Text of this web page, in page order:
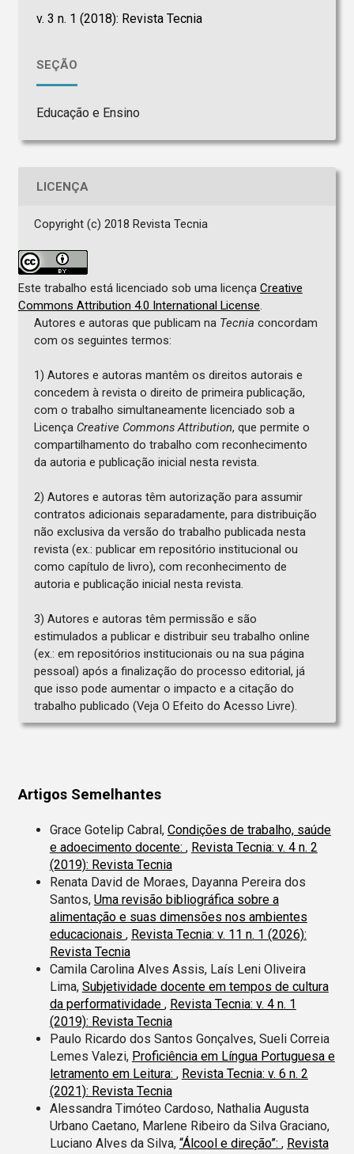
v. 3 n. 1 (2018): Revista Tecnia
SEÇÃO
Educação e Ensino
LICENÇA
Copyright (c) 2018 Revista Tecnia
Este trabalho está licenciado sob uma licença Creative
Commons Attribution 4.0 International License.
Autores e autoras que publicam na Tecnia concordam
com os seguintes termos:
1) Autores e autoras mantêm os direitos autorais e
concedem à revista o direito de primeira publicação,
com o trabalho simultaneamente licenciado sob a
Licença Creative Commons Attribution, que permite o
compartilhamento do trabalho com reconhecimento
da autoria e publicação inicial nesta revista.
2) Autores e autoras têm autorização para assumir
contratos adicionais separadamente, para distribuição
não exclusiva da versão do trabalho publicada nesta
revista (ex.: publicar em repositório institucional ou
como capítulo de livro), com reconhecimento de
autoria e publicação inicial nesta revista.
3) Autores e autoras têm permissão e são
estimulados a publicar e distribuir seu trabalho online
(ex.: em repositórios institucionais ou na sua página
pessoal) após a finalização do processo editorial, já
que isso pode aumentar o impacto e a citação do
trabalho publicado (Veja O Efeito do Acesso Livre).
Artigos Semelhantes
Grace Gotelip Cabral, Condições de trabalho, saúde
e adoecimento docente: , Revista Tecnia: v. 4 n. 2
(2019): Revista Tecnia
Renata David de Moraes, Dayanna Pereira dos
Santos, Uma revisão bibliográfica sobre a
alimentação e suas dimensões nos ambientes
educacionais , Revista Tecnia: v. 11 n. 1 (2026):
Revista Tecnia
Camila Carolina Alves Assis, Laís Leni Oliveira
Lima, Subjetividade docente em tempos de cultura
da performatividade , Revista Tecnia: v. 4 n. 1
(2019): Revista Tecnia
Paulo Ricardo dos Santos Gonçalves, Sueli Correia
Lemes Valezi, Proficiência em Língua Portuguesa e
letramento em Leitura: , Revista Tecnia: v. 6 n. 2
(2021): Revista Tecnia
Alessandra Timóteo Cardoso, Nathalia Augusta
Urbano Caetano, Marlene Ribeiro da Silva Graciano,
Luciano Alves da Silva, “Álcool e direção”: , Revista